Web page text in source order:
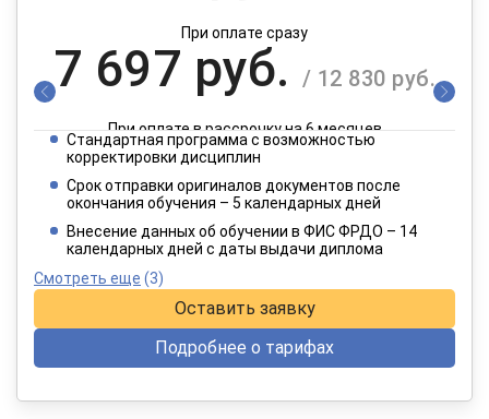
При оплате сразу
7 697 руб. / 12 830 руб.
При оплате в рассрочку на 6 месяцев
3 849 руб.
При оплате в рассрочку на 12 месяцев
Стандартная программа с возможностью
корректировки дисциплин
Срок отправки оригиналов документов после
окончания обучения – 5 календарных дней
Внесение данных об обучении в ФИС ФРДО – 14
календарных дней с даты выдачи диплома
Смотреть еще (3)
Оставить заявку
Подробнее о тарифах